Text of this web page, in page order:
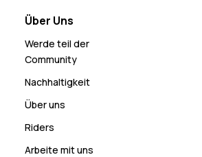
Über Uns
Werde teil der
Community
Nachhaltigkeit
Über uns
Riders
Arbeite mit uns